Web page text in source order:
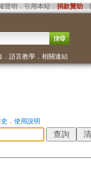
聲明 ． 引用本站． 捐款贊助．
． 語言教學． 相關連結
． 使用說明